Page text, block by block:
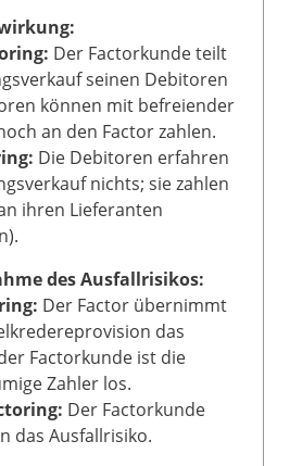
Der Factorkunde teilt
seinen Debitoren
können mit befreiender
an den Factor zahlen.
Die Debitoren erfahren
nichts; sie zahlen
ihren Lieferanten
des Ausfallrisikos:
Der Factor übernimmt
das
Factorkunde ist die
Zahler los.
Der Factorkunde
das Ausfallrisiko.